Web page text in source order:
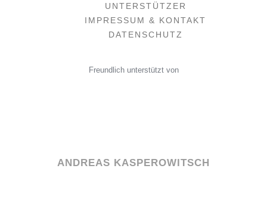
UNTERSTÜTZER
IMPRESSUM & KONTAKT
DATENSCHUTZ
Freundlich unterstützt von
ANDREAS KASPEROWITSCH